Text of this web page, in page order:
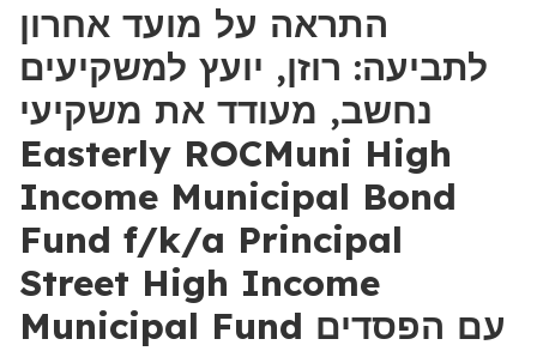
התראה על מועד אחרון
לתביעה: רוזן, יועץ למשקיעים
נחשב, מעודד את משקיעי
Easterly ROCMuni High
Income Municipal Bond
Fund f/k/a Principal
Street High Income
Municipal Fund עם הפסדים